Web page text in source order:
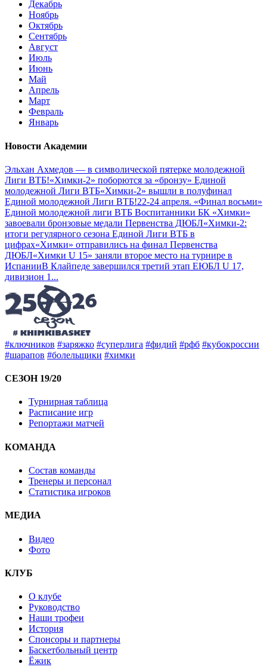
Декабрь
Ноябрь
Октябрь
Сентябрь
Август
Июль
Июнь
Май
Апрель
Март
Февраль
Январь
Новости Академии
Эльхан Ахмедов — в символической пятерке молодежной
Лиги ВТБ!«Химки-2» поборются за «бронзу» Единой
молодежной Лиги ВТБ«Химки-2» вышли в полуфинал
Единой молодежной Лиги ВТБ!22-24 апреля. «Финал восьми»
Единой молодежной лиги ВТБ Воспитанники БК «Химки»
завоевали бронзовые медали Первенства ДЮБЛ«Химки-2:
итоги регулярного сезона Единой Лиги ВТБ в
цифрах«Химки» отправились на финал Первенства
ДЮБЛ«Химки U 15» заняли второе место на турнире в
ИспанииВ Клайпеде завершился третий этап ЕЮБЛ U 17,
дивизион 1 ...
#ключников #заряжко #суперлига #фидий #рфб #кубокроссии
#шарапов #болельщики #химки
СЕЗОН 19/20
Турнирная таблица
Расписание игр
Репортажи матчей
КОМАНДА
Состав команды
Тренеры и персонал
Статистика игроков
МЕДИА
Видео
Фото
КЛУБ
О клубе
Руководство
Наши трофеи
История
Спонсоры и партнеры
Баскетбольный центр
Ёжик